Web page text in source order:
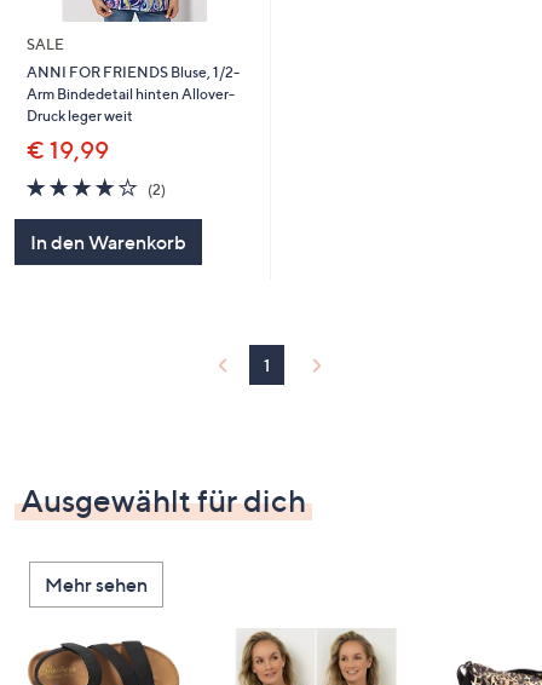
SALE
ANNI FOR FRIENDS Bluse, 1/2-
Arm Bindedetail hinten Allover-
Druck leger weit
€ 19,99
4.0
von
(2)2
In den Warenkorb
1
Ausgewählt für dich
Mehr sehen